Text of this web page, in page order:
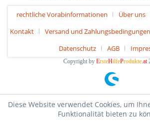
rechtliche Vorabinformationen Über uns
Kontakt
Versand und Zahlungsbedingungen
Datenschutz
AGB
Copyright by ErsteHilfeProdukte.at
Diese Website verwendet Cookies, um
Funktionalität bieten zu